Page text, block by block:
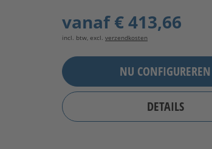
vanaf€ 413,66
incl. btw, excl. verzendkosten
NU CONFIGUREREN
DETAILS